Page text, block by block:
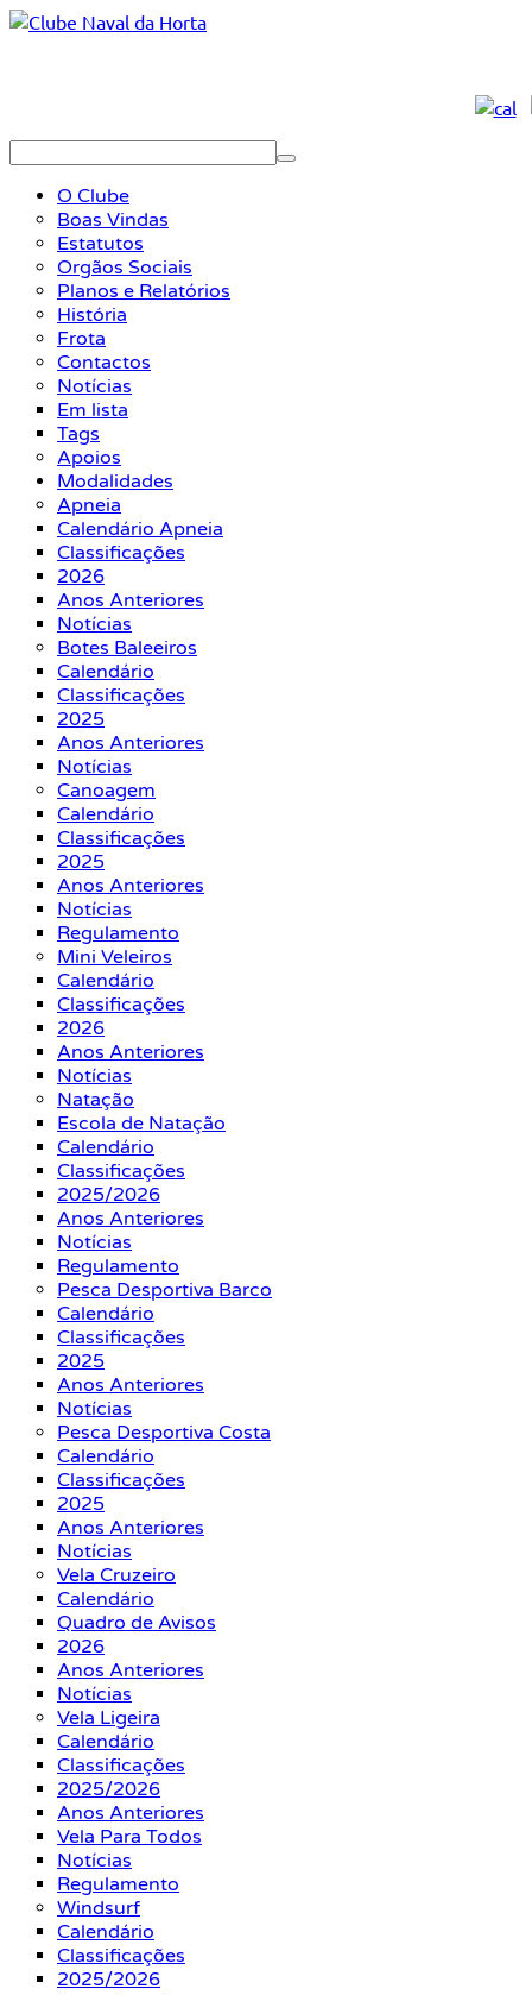
O Clube
Boas Vindas
Estatutos
Orgãos Sociais
Planos e Relatórios
História
Frota
Contactos
Notícias
Em lista
Tags
Apoios
Modalidades
Apneia
Calendário Apneia
Classificações
2026
Anos Anteriores
Notícias
Botes Baleeiros
Calendário
Classificações
2025
Anos Anteriores
Notícias
Canoagem
Calendário
Classificações
2025
Anos Anteriores
Notícias
Regulamento
Mini Veleiros
Calendário
Classificações
2026
Anos Anteriores
Notícias
Natação
Escola de Natação
Calendário
Classificações
2025/2026
Anos Anteriores
Notícias
Regulamento
Pesca Desportiva Barco
Calendário
Classificações
2025
Anos Anteriores
Notícias
Pesca Desportiva Costa
Calendário
Classificações
2025
Anos Anteriores
Notícias
Vela Cruzeiro
Calendário
Quadro de Avisos
2026
Anos Anteriores
Notícias
Vela Ligeira
Calendário
Classificações
2025/2026
Anos Anteriores
Vela Para Todos
Notícias
Regulamento
Windsurf
Calendário
Classificações
2025/2026